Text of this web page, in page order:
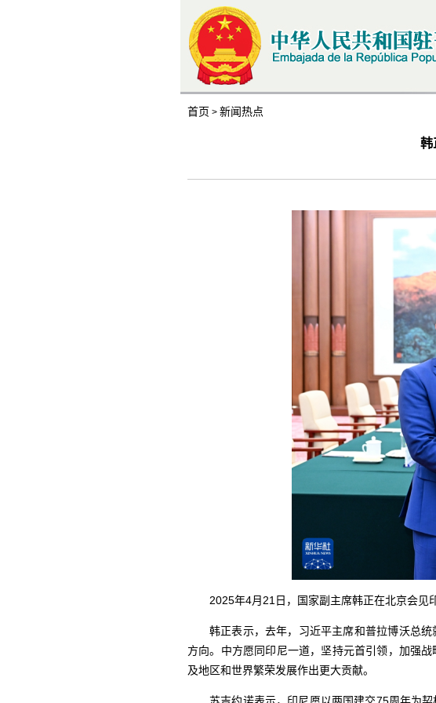
首页 > 新闻热点
韩
2025年4月21日，国家副主席韩正在北京会见
韩正表示，去年，习近平主席和普拉博沃总
方向。中方愿同印尼一道，坚持元首引领，加强
及地区和世界繁荣发展作出更大贡献。